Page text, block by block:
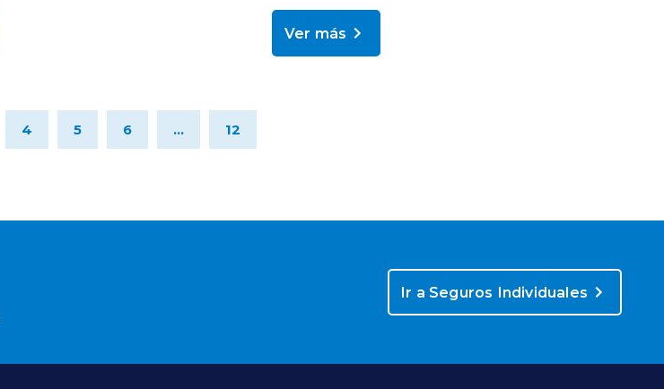
Ver más
4 5 6 ... 12
Ir a Seguros Individuales